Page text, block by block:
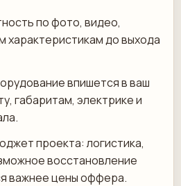
по фото, видео,
характеристикам до выхода
впишется в ваш
габаритам, электрике и
проекта: логистика,
восстановление
важнее цены оффера.